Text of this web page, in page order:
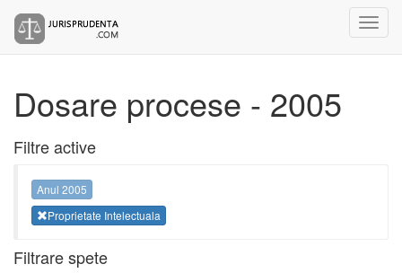
Dosare procese - 2005
Filtre active
Anul 2005
Proprietate Intelectuala
Filtrare spete